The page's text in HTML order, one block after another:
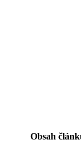
Obsah